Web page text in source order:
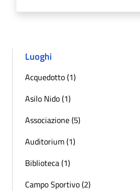
Luoghi
Acquedotto (1)
Asilo Nido (1)
Associazione (5)
Auditorium (1)
Biblioteca (1)
Campo Sportivo (2)